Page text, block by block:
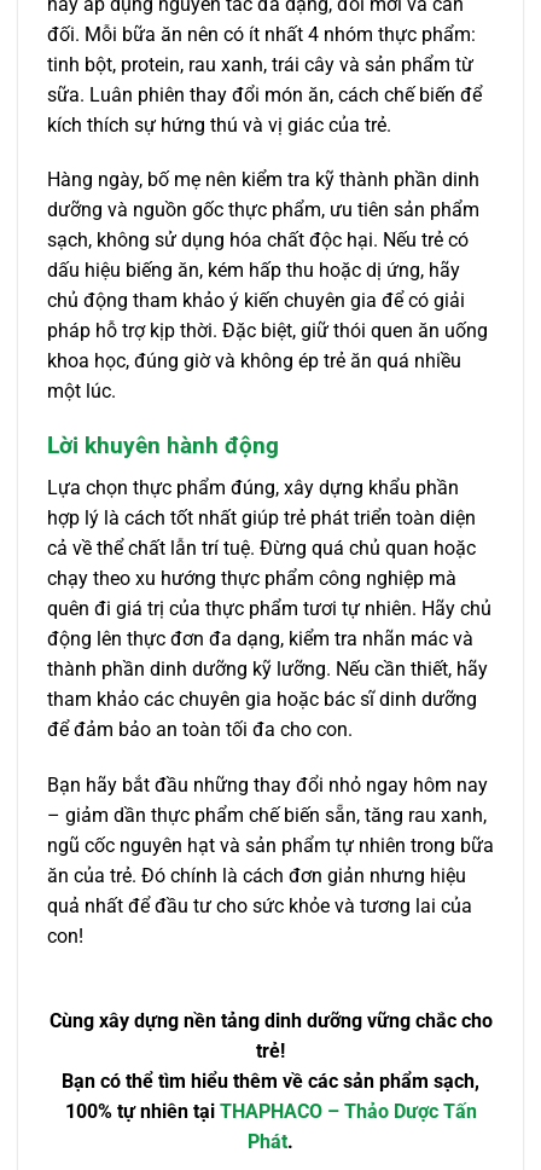
đối. Mỗi bữa ăn nên có ít nhất 4 nhóm thực phẩm:
tinh bột, protein, rau xanh, trái cây và sản phẩm từ
sữa. Luân phiên thay đổi món ăn, cách chế biến để
kích thích sự hứng thú và vị giác của trẻ.
Hàng ngày, bố mẹ nên kiểm tra kỹ thành phần dinh
dưỡng và nguồn gốc thực phẩm, ưu tiên sản phẩm
sạch, không sử dụng hóa chất độc hại. Nếu trẻ có
dấu hiệu biếng ăn, kém hấp thu hoặc dị ứng, hãy
chủ động tham khảo ý kiến chuyên gia để có giải
pháp hỗ trợ kịp thời. Đặc biệt, giữ thói quen ăn uống
khoa học, đúng giờ và không ép trẻ ăn quá nhiều
một lúc.
Lời khuyên hành động
Lựa chọn thực phẩm đúng, xây dựng khẩu phần
hợp lý là cách tốt nhất giúp trẻ phát triển toàn diện
cả về thể chất lẫn trí tuệ. Đừng quá chủ quan hoặc
chạy theo xu hướng thực phẩm công nghiệp mà
quên đi giá trị của thực phẩm tươi tự nhiên. Hãy chủ
động lên thực đơn đa dạng, kiểm tra nhãn mác và
thành phần dinh dưỡng kỹ lưỡng. Nếu cần thiết, hãy
tham khảo các chuyên gia hoặc bác sĩ dinh dưỡng
để đảm bảo an toàn tối đa cho con.
Bạn hãy bắt đầu những thay đổi nhỏ ngay hôm nay
– giảm dần thực phẩm chế biến sẵn, tăng rau xanh,
ngũ cốc nguyên hạt và sản phẩm tự nhiên trong bữa
ăn của trẻ. Đó chính là cách đơn giản nhưng hiệu
quả nhất để đầu tư cho sức khỏe và tương lai của
con!
Cùng xây dựng nền tảng dinh dưỡng vững chắc cho
trẻ!
Bạn có thể tìm hiểu thêm về các sản phẩm sạch,
100% tự nhiên tại THAPHACO – Thảo Dược Tấn
Phát.